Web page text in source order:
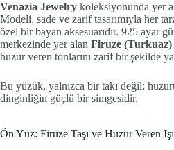
Venazia Jewelry koleksiyonunda yer
Modeli, sade ve zarif tasarımıyla her
özel bir bayan aksesuarıdır. 925 ayar
merkezinde yer alan Firuze (Turkuaz)
huzur veren tonlarını zarif bir şekilde
Bu yüzük, yalnızca bir takı değil;
dinginliğin güçlü bir simgesidir.
Ön Yüz: Firuze Taşı ve Huzur Veren